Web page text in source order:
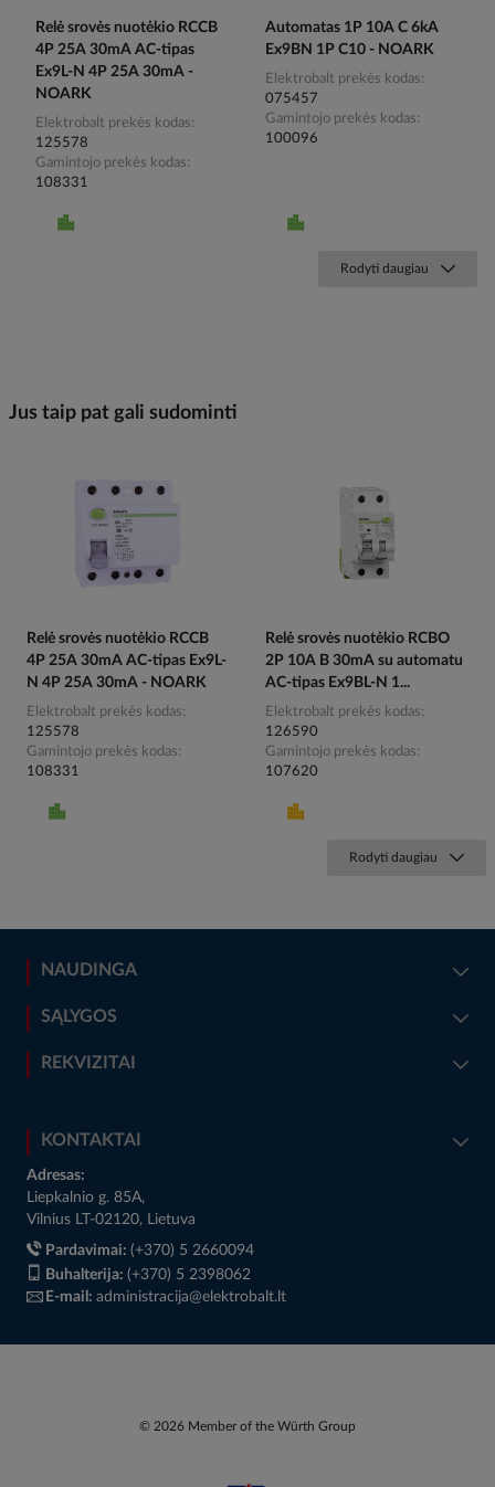
Relė srovės nuotėkio RCCB
4P 25A 30mA AC-tipas
Ex9L-N 4P 25A 30mA -
NOARK
Elektrobalt prekės kodas
125578
Gamintojo prekės kodas
108331
Automatas 1P 10A C 6kA
Ex9BN 1P C10 - NOARK
Elektrobalt prekės kodas
075457
Gamintojo prekės kodas
100096
Rodyti daugiau
Jus taip pat gali sudominti
Relė srovės nuotėkio RCCB
4P 25A 30mA AC-tipas Ex9L-
N 4P 25A 30mA - NOARK
Elektrobalt prekės kodas
125578
Gamintojo prekės kodas
108331
Relė srovės nuotėkio RCBO
2P 10A B 30mA su automatu
AC-tipas Ex9BL-N 1...
Elektrobalt prekės kodas
126590
Gamintojo prekės kodas
107620
Rodyti daugiau
NAUDINGA
SĄLYGOS
REKVIZITAI
KONTAKTAI
Adresas:
Liepkalnio g. 85A,
Vilnius LT-02120, Lietuva
Pardavimai: (+370) 5 2660094
Buhalterija: (+370) 5 2398062
E-mail: administracija@elektrobalt.lt
© 2026 Member of the Würth Group